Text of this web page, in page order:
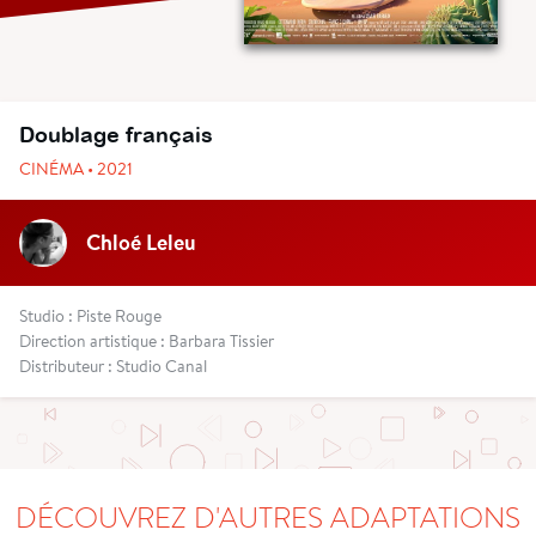
Doublage français
CINÉMA • 2021
Chloé Leleu
Studio : Piste Rouge
Direction artistique : Barbara Tissier
Distributeur : Studio Canal
DÉCOUVREZ D'AUTRES ADAPTATIONS